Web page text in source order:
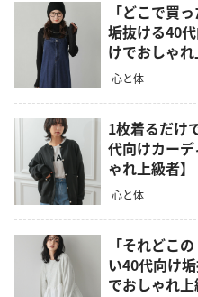
「どこで買
垢抜ける40
けでおしゃれ
心と体
1枚着るだけ
代向けカー
ゃれ上級者】
心と体
「それどこ
い40代向け
でおしゃれ上